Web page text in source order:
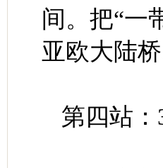
间。把“一
亚欧大陆
第四站